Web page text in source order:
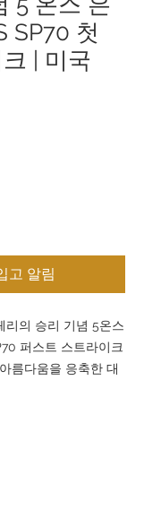
SP70 첫
| 미국
고 알림
리의 승리 기념 5온스
퍼스트 스트라이크
름다움을 응축한 대